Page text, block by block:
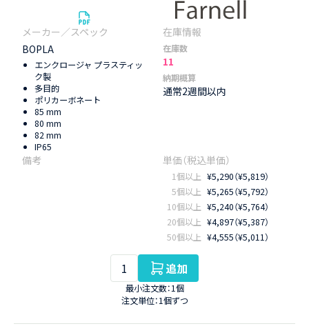
BOPLA
エンクロージャ プラスティッ
ク製
多目的
ポリカーボネート
85 mm
80 mm
82 mm
IP65
在庫数
11
納期概算
通常2週間以内
1個以上 ¥5,290（¥5,819）
5個以上 ¥5,265（¥5,792）
10個以上 ¥5,240（¥5,764）
20個以上 ¥4,897（¥5,387）
50個以上 ¥4,555（¥5,011）
追加
最小注文数：1個
注文単位：1個ずつ